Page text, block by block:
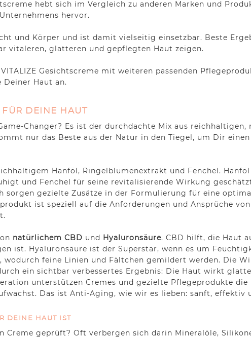
hebt sich im Vergleich zu anderen Marken und
hervor.
und Körper und ist damit vielseitig einsetzbar. Beste
vitaleren, glatteren und gepflegten Haut zeigen.
Gesichtscreme mit weiteren passenden
Haut an.
DEINE HAUT
Changer? Es ist der durchdachte Mix aus
nur das Beste aus der Natur in den Tiegel, um Dir
Hanföl, Ringelblumenextrakt und Fenchel.
und Fenchel für seine revitalisierende Wirkung
sorgen gezielte Zusätze in der Formulierung für eine
ist speziell auf die Anforderungen und Ansprüche
natürlichem CBD und Hyaluronsäure. CBD hilft, die Haut
ist. Hyaluronsäure ist der Superstar, wenn es um
feine Linien und Fältchen gemildert werden. Die
ein sichtbar verbessertes Ergebnis: Die Haut wirkt
unterstützen Cremes und gezielte Pflegeprodukte
Das ist Anti-Aging, wie wir es lieben: sanft, effektiv
DEINE HAUT IST
Creme geprüft? Oft verbergen sich darin Mineralöle,